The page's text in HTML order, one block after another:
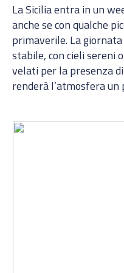
La Sicilia entra in un
anche se con qualche
primaverile. La
stabile, con cieli sereni
velati per la presenza
renderà l’atmosfera un